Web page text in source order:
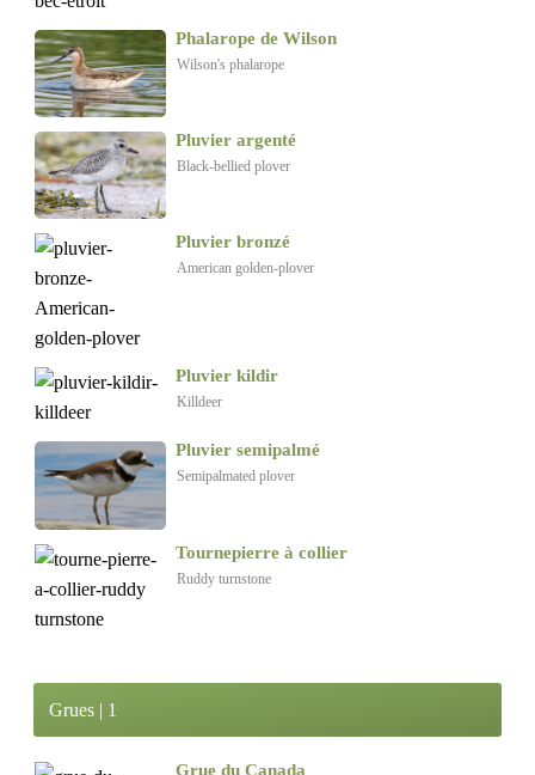
Phalarope de Wilson
Wilson's phalarope
Pluvier argenté
Black-bellied plover
Pluvier bronzé
American golden-plover
Pluvier kildir
Killdeer
Pluvier semipalmé
Semipalmated plover
Tournepierre à collier
Ruddy turnstone
Grues | 1
Grue du Canada